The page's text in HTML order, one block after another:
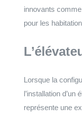
innovants
pour les
Lorsque la
l’installation d’un
représente une